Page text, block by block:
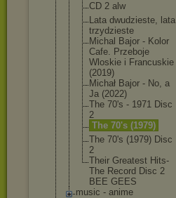
CD 2 alw
Lata dwudzieste, lata
trzydzieste
Michal Bajor - Kolor
Cafe. Przeboje
Wloskie i Francuskie
(2019)
Michał Bajor - No, a
Ja (2022)
The 70's - 1971 Disc
2
The 70's (1979)
The 70's (1979) Disc
2
Their Greatest Hits-
The Record Disc 2
BEE GEES
music - anime